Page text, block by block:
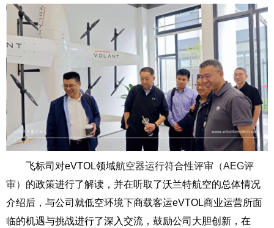
飞标司对eVTOL领域航空器运行符合性评审（AEG评
审） 的政策进行了解读，并在听取了沃兰特航空的总体情况
介绍后，与公司就低空环境下商载客运eVTOL商业运营所面
临的机遇与挑战进行了深入交流，鼓励公司大胆创新，在